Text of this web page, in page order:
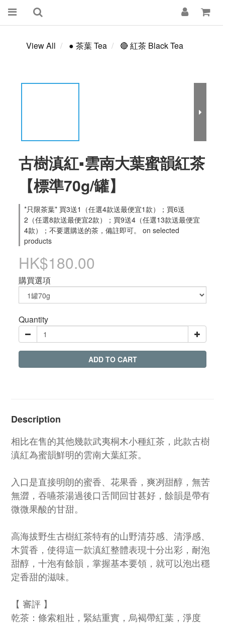
View All ● 茶葉 Tea 🔴 紅茶 Black Tea
古樹滇紅▪雲南大葉蜜韻紅茶
【標準70g/罐】
*只限茶葉* 買3送1（任選4款送最便宜1款）；買6送
2（任選8款送最便宜2款）；買9送4（任選13款送最便宜
4款）；不要選購送的茶，備註即可。 on selected
products
HK$180.00
購買選項
Quantity
ADD TO CART
Description
相比在售的其他幾款武夷桐木小種紅茶，此款古樹
滇紅為蜜韻鮮明的雲南大葉紅茶。
入口是直接明朗的蜜香、花果香，爽冽甜醇，無苦
無澀，吞嚥茶湯過後口舌間回甘甚好，餘韻是帶有
微微果酸的甘甜。
高海拔野生古樹紅茶特有的山野清芬感、清淨感、
木質香，使得這一款滇紅整體表現十分出彩，耐泡
甜醇，十泡有餘韻，掌握基本要領，就可以泡出穩
定香甜的滋味。
【 審評 】
乾茶：條索粗壯，緊結重實，烏褐帶紅葉，淨度